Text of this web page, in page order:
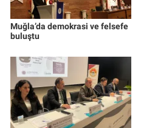
Muğla’da demokrasi ve felsefe
buluştu